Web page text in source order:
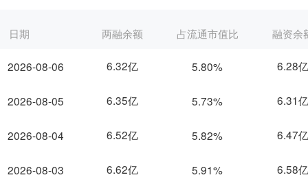
日期
2026-08-06
2026-08-05
2026-08-04
2026-08-03
两融余额 占流通市值比 融资余
6.32亿 5.80% 6.28亿
6.35亿 5.73% 6.31亿
6.52亿 5.82% 6.47亿
6.62亿 5.91% 6.58亿